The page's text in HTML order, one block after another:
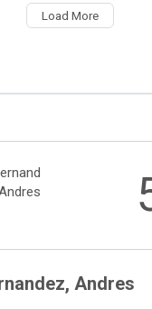
Load More
Andres